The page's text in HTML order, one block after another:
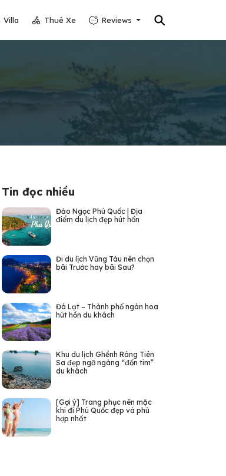
⚲
Villa Thuê Xe Reviews
Tin đọc nhiều
Đảo Ngọc Phú Quốc | Địa
điểm du lịch đẹp hút hồn
Đi du lịch Vũng Tàu nên chọn
bãi Trước hay bãi Sau?
Đà Lạt – Thành phố ngàn hoa
hút hồn du khách
Khu du lịch Ghềnh Ráng Tiên
Sa đẹp ngỡ ngàng “đốn tim”
du khách
[Gợi ý] Trang phục nên mặc
khi đi Phú Quốc đẹp và phù
hợp nhất